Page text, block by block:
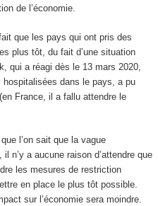
de l’économie.
que les pays qui ont pris des
plus tôt, du fait d’une situation
qui a réagi dès le 13 mars 2020,
hospitalisées dans le pays, a pu
France, il a fallu attendre le
l’on sait que la vague
n’y a aucune raison d’attendre que
les mesures de restriction
en place le plus tôt possible.
sur l’économie sera moindre.